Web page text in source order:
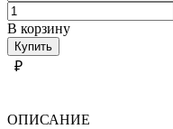
Количество
товара
ГАЛЕРЯ
В
ГОЛУБЫХ
В корзину
Купить
₽
ОПИСАНИЕ